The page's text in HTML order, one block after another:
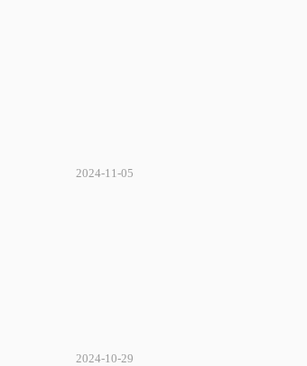
2024-11-05
2024-10-29